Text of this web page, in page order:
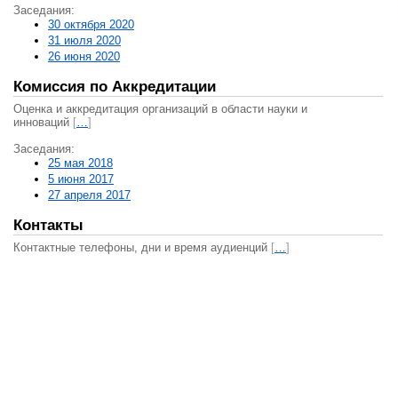
Заседания:
30 октября 2020
31 июля 2020
26 июня 2020
Комиссия по Аккредитации
Оценка и аккредитация организаций в области науки и
инноваций […]
Заседания:
25 мая 2018
5 июня 2017
27 апреля 2017
Контакты
Контактные телефоны, дни и время аудиенций […]